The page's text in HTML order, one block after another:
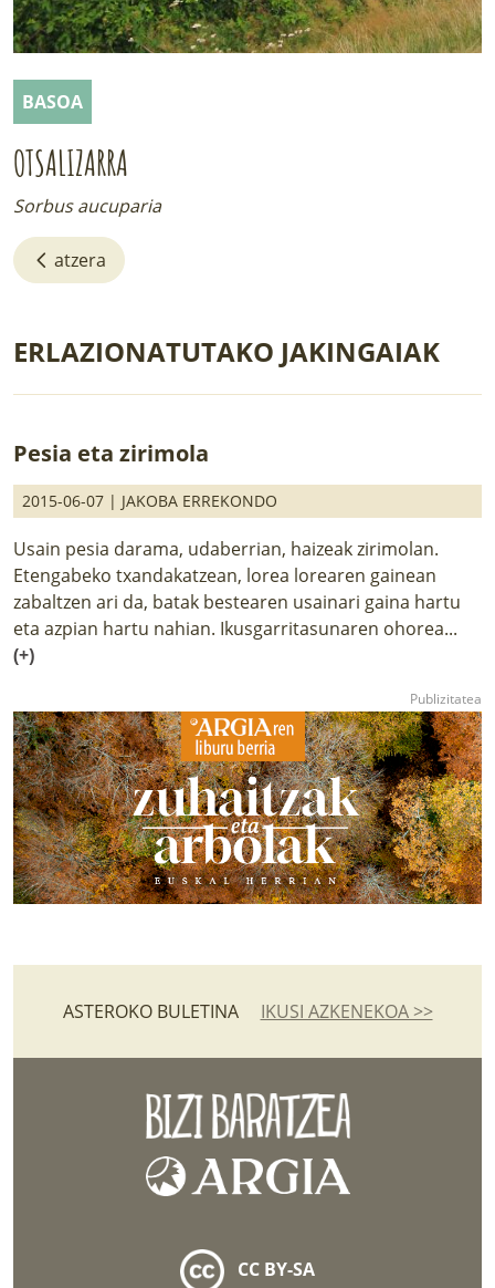
BASOA
OTSALIZARRA
Sorbus aucuparia
atzera
ERLAZIONATUTAKO JAKINGAIAK
Pesia eta zirimola
2015-06-07 | JAKOBA ERREKONDO
Usain pesia darama, udaberrian, haizeak zirimolan.
Etengabeko txandakatzean, lorea lorearen gainean
zabaltzen ari da, batak bestearen usainari gaina hartu
eta azpian hartu nahian. Ikusgarritasunaren ohorea...
(+)
ASTEROKO BULETINA IKUSI AZKENEKOA >>
CC BY-SA